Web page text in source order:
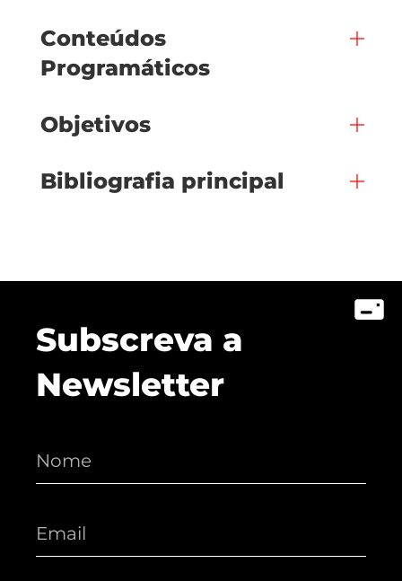
Conteúdos
Programáticos
Objetivos
Bibliografia principal
Subscreva a
Newsletter